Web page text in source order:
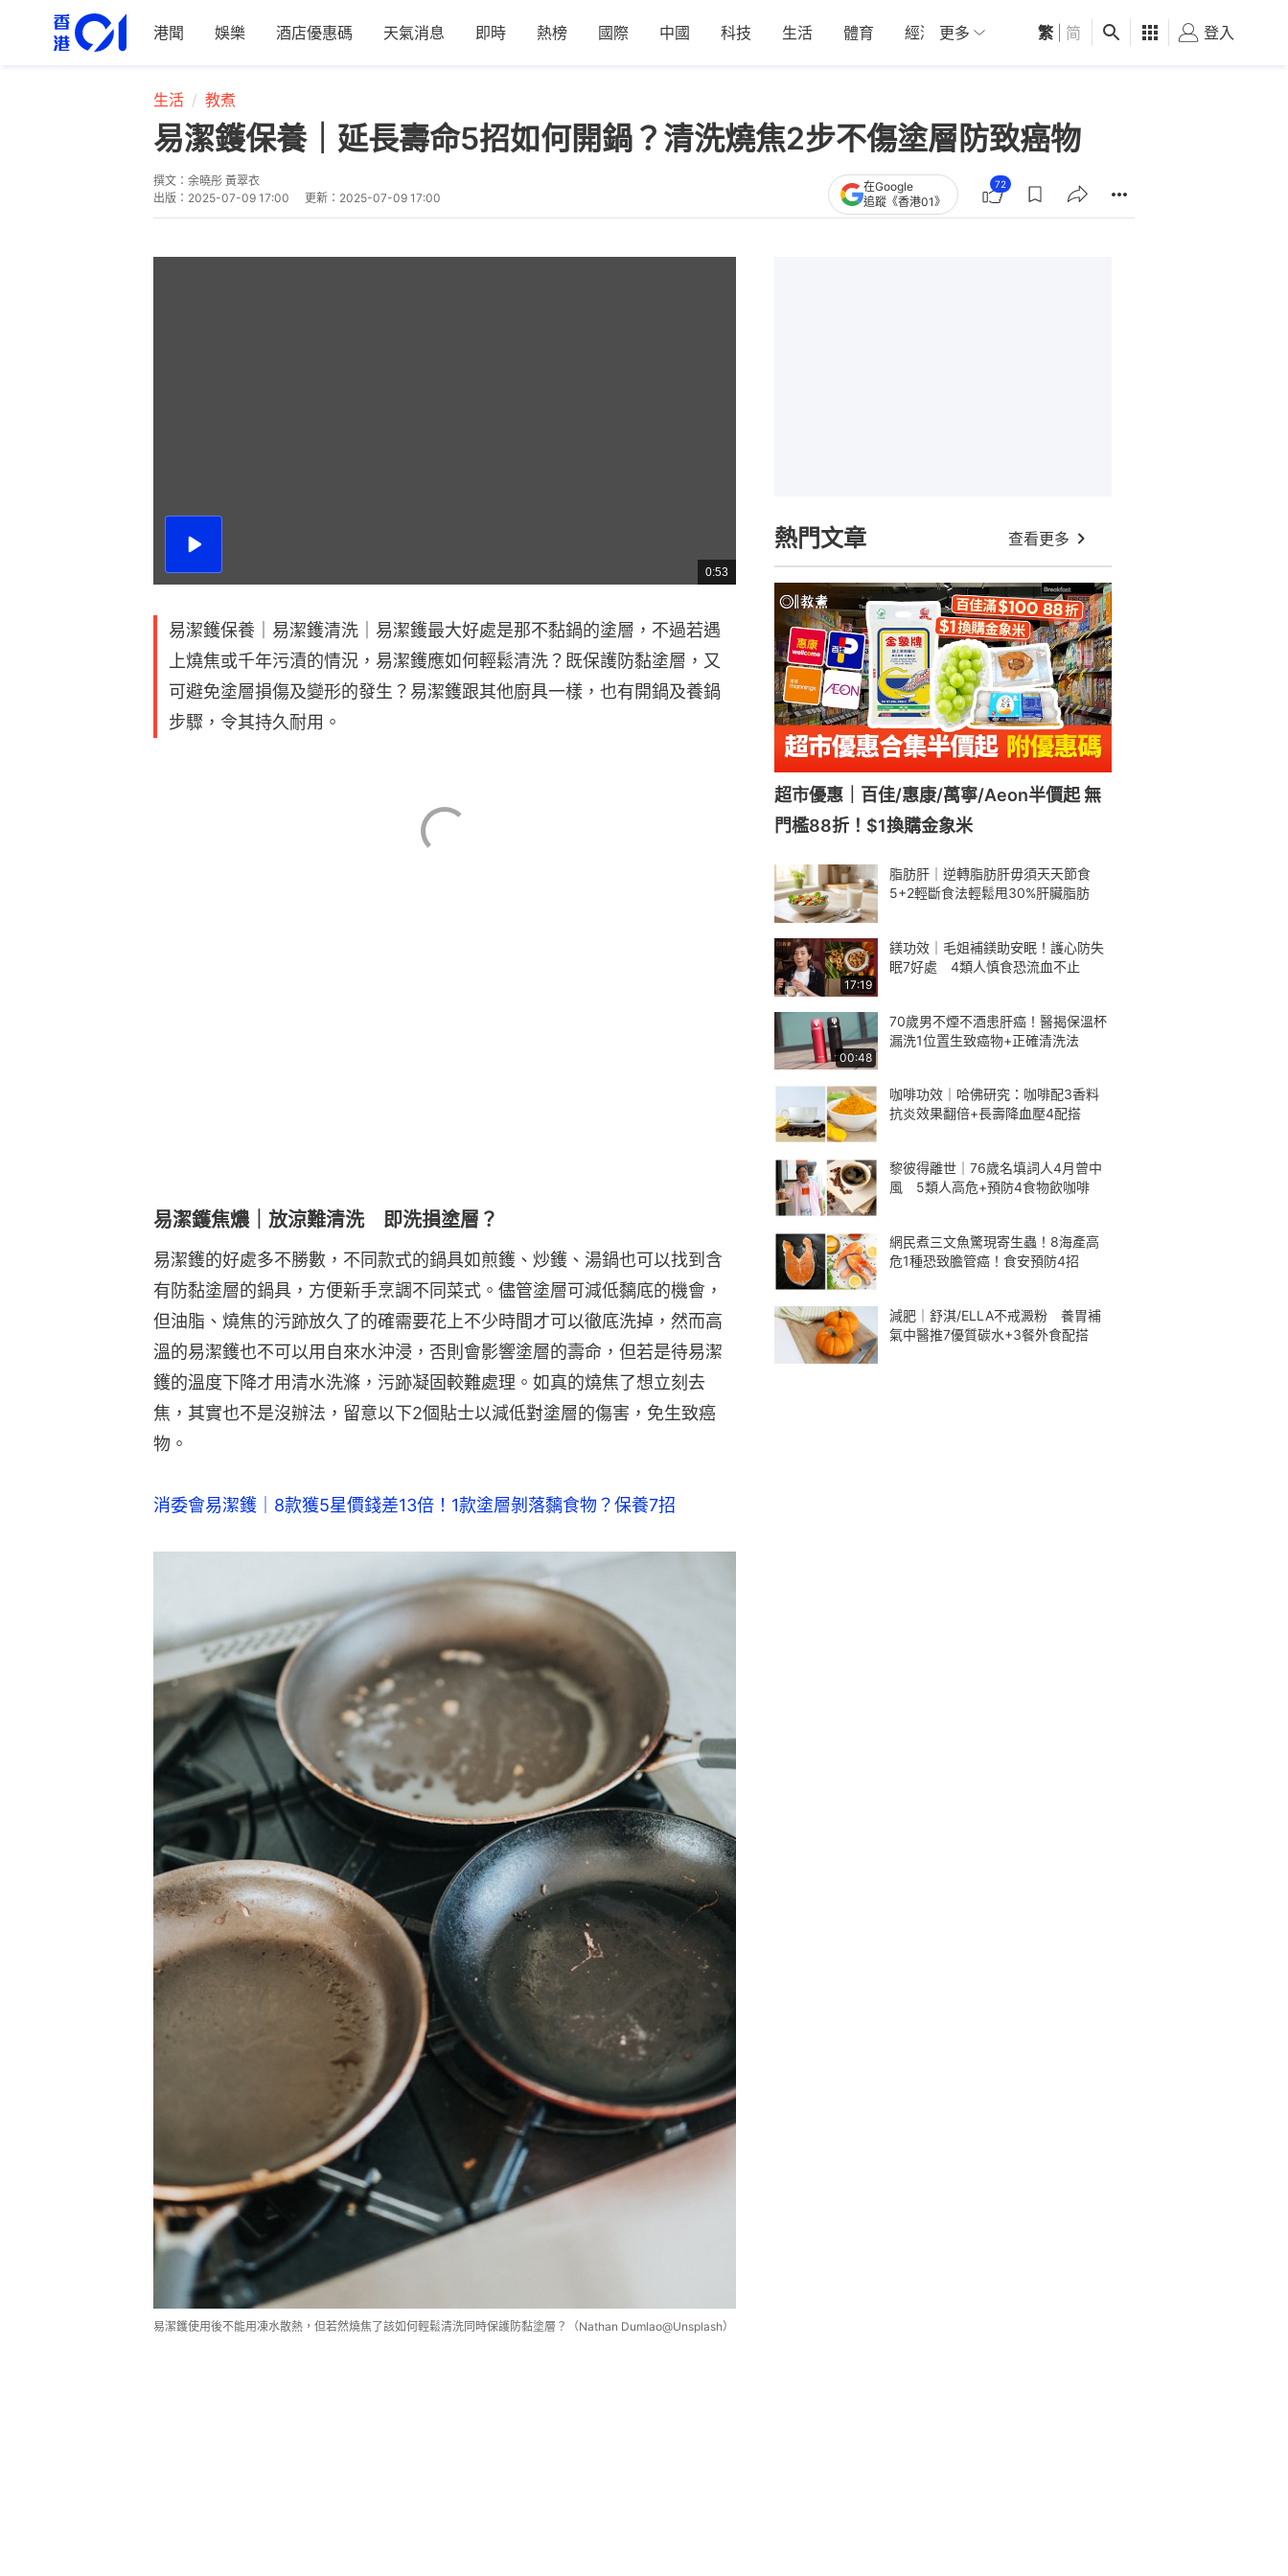
港聞 娛樂 酒店優惠碼 天氣消息 即時 熱榜 國際 中國 科技 生活 體育 經濟 01深圳 觀點 健康 好食玩飛
更多 繁 简 登入
生活 教煮
易潔鑊保養｜延長壽命5招如何開鍋？清洗燒焦2步不傷塗層防致癌物
撰文： 余曉彤 黃翠衣
出版： 2025-07-09 17:00 更新： 2025-07-09 17:00
在Google
追蹤《香港01》
72
播
總
共
0:53
易潔鑊保養｜易潔鑊清洗｜易潔鑊最大好處是那不黏鍋的塗層，不過若遇
上燒焦或千年污漬的情況，易潔鑊應如何輕鬆清洗？既保護防黏塗層，又
可避免塗層損傷及變形的發生？易潔鑊跟其他廚具一樣，也有開鍋及養鍋
步驟，令其持久耐用。
易潔鑊焦燶｜放涼難清洗 即洗損塗層？
易潔鑊的好處多不勝數，不同款式的鍋具如煎鑊、炒鑊、湯鍋也可以找到含
有防黏塗層的鍋具，方便新手烹調不同菜式。儘管塗層可減低黐底的機會，
但油脂、燒焦的污跡放久了的確需要花上不少時間才可以徹底洗掉，然而高
溫的易潔鑊也不可以用自來水沖浸，否則會影響塗層的壽命，但若是待易潔
鑊的溫度下降才用清水洗滌，污跡凝固較難處理。如真的燒焦了想立刻去
焦，其實也不是沒辦法，留意以下2個貼士以減低對塗層的傷害，免生致癌
物。
消委會易潔鑊｜8款獲5星價錢差13倍！1款塗層剝落黐食物？保養7招
易潔鑊使用後不能用凍水散熱，但若然燒焦了該如何輕鬆清洗同時保護防黏塗層？（Nathan Dumlao@Unsplash）
熱門文章 查看更多
超市優惠｜百佳/惠康/萬寧/Aeon半價起 無
門檻88折！$1換購金象米
脂肪肝｜逆轉脂肪肝毋須天天節食
5+2輕斷食法輕鬆甩30%肝臟脂肪
17:19
鎂功效｜毛姐補鎂助安眠！護心防失
眠7好處 4類人慎食恐流血不止
00:48
70歲男不煙不酒患肝癌！醫揭保溫杯
漏洗1位置生致癌物+正確清洗法
咖啡功效｜哈佛研究：咖啡配3香料
抗炎效果翻倍+長壽降血壓4配搭
黎彼得離世｜76歲名填詞人4月曾中
風 5類人高危+預防4食物飲咖啡
網民煮三文魚驚現寄生蟲！8海產高
危1種恐致膽管癌！食安預防4招
減肥｜舒淇/ELLA不戒澱粉 養胃補
氣中醫推7優質碳水+3餐外食配搭